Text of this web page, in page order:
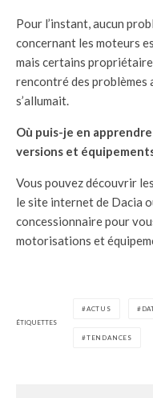
Pour l’instant, aucun
concernant les moteurs
mais certains
rencontré des problèmes
s’allumait.
Où puis-je en
versions et
Vous pouvez découvrir
le site internet de Dacia
concessionnaire pour
motorisations et
ÉTIQUETTES
ACTUS
TENDANCES